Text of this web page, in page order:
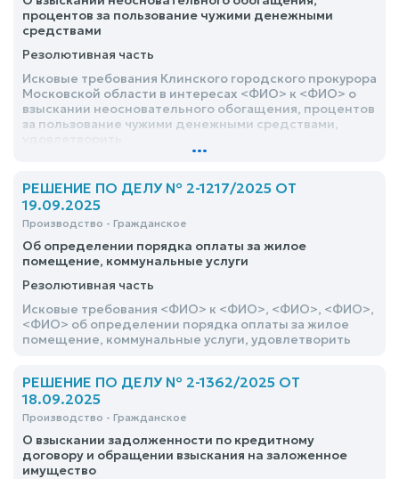
проведенной проверки бухгалтерии работодателя с
приложением копии акта проведенной проверки; при
«ТАНДЕР» к ответственности по части 3 статьи 17.14
Кодекса Российской Федерации об
административных правонарушениях, отказать
процентов за пользование чужими денежными
средствами
Резолютивная часть
Исковые требования Клинского городского прокурора
Московской области в интересах <ФИО> к <ФИО> о
взыскании неосновательного обогащения, процентов
за пользование чужими денежными средствами,
...
РЕШЕНИЕ ПО ДЕЛУ № 2-1217/2025 ОТ
19.09.2025
Производство - Гражданское
Об определении порядка оплаты за жилое
помещение, коммунальные услуги
Резолютивная часть
Исковые требования <ФИО> к <ФИО>, <ФИО>, <ФИО>,
<ФИО> об определении порядка оплаты за жилое
помещение, коммунальные услуги, удовлетворить
РЕШЕНИЕ ПО ДЕЛУ № 2-1362/2025 ОТ
18.09.2025
Производство - Гражданское
О взыскании задолженности по кредитному
договору и обращении взыскания на заложенное
имущество